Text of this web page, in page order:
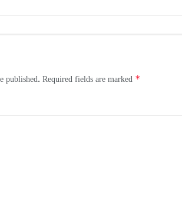
published. Required fields are marked *